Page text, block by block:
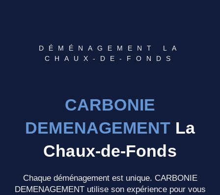
DÉMÉNAGEMENT LA
CHAUX-DE-FONDS
CARBONIE
DEMENAGEMENT La
Chaux-de-Fonds
Chaque déménagement est unique. CARBONIE
DEMENAGEMENT utilise son expérience pour vous